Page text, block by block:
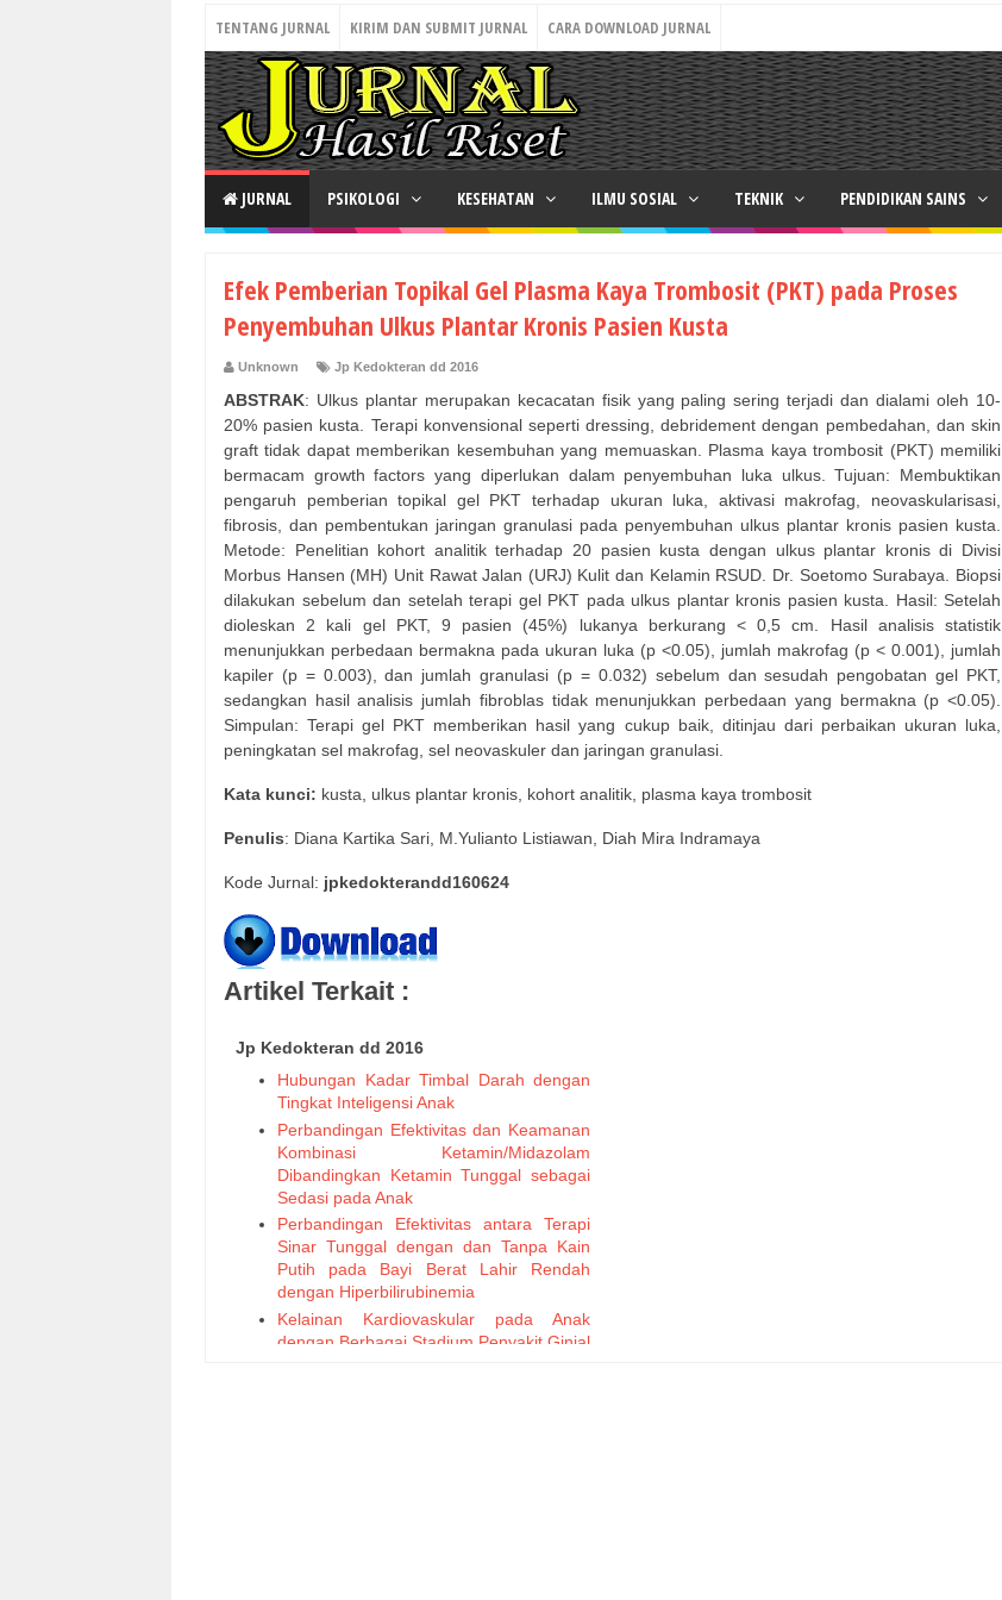
TENTANG JURNAL KIRIM DAN SUBMIT JURNAL CARA DOWNLOAD JURNAL
JURNAL PSIKOLOGI KESEHATAN ILMU SOSIAL TEKNIK PENDIDIKAN SAINS
Efek Pemberian Topikal Gel Plasma Kaya Trombosit (PKT) pada Proses
Penyembuhan Ulkus Plantar Kronis Pasien Kusta
Unknown Jp Kedokteran dd 2016
ABSTRAK: Ulkus plantar merupakan kecacatan fisik yang paling sering terjadi dan dialami oleh 10-
20% pasien kusta. Terapi konvensional seperti dressing, debridement dengan pembedahan, dan skin
graft tidak dapat memberikan kesembuhan yang memuaskan. Plasma kaya trombosit (PKT) memiliki
bermacam growth factors yang diperlukan dalam penyembuhan luka ulkus. Tujuan: Membuktikan
pengaruh pemberian topikal gel PKT terhadap ukuran luka, aktivasi makrofag, neovaskularisasi,
fibrosis, dan pembentukan jaringan granulasi pada penyembuhan ulkus plantar kronis pasien kusta.
Metode: Penelitian kohort analitik terhadap 20 pasien kusta dengan ulkus plantar kronis di Divisi
Morbus Hansen (MH) Unit Rawat Jalan (URJ) Kulit dan Kelamin RSUD. Dr. Soetomo Surabaya. Biopsi
dilakukan sebelum dan setelah terapi gel PKT pada ulkus plantar kronis pasien kusta. Hasil: Setelah
dioleskan 2 kali gel PKT, 9 pasien (45%) lukanya berkurang < 0,5 cm. Hasil analisis statistik
menunjukkan perbedaan bermakna pada ukuran luka (p <0.05), jumlah makrofag (p < 0.001), jumlah
kapiler (p = 0.003), dan jumlah granulasi (p = 0.032) sebelum dan sesudah pengobatan gel PKT,
sedangkan hasil analisis jumlah fibroblas tidak menunjukkan perbedaan yang bermakna (p <0.05).
Simpulan: Terapi gel PKT memberikan hasil yang cukup baik, ditinjau dari perbaikan ukuran luka,
peningkatan sel makrofag, sel neovaskuler dan jaringan granulasi.
Kata kunci: kusta, ulkus plantar kronis, kohort analitik, plasma kaya trombosit
Penulis: Diana Kartika Sari, M.Yulianto Listiawan, Diah Mira Indramaya
Kode Jurnal: jpkedokterandd160624
Artikel Terkait :
Jp Kedokteran dd 2016
Hubungan Kadar Timbal Darah dengan
Tingkat Inteligensi Anak
Perbandingan Efektivitas dan Keamanan
Kombinasi Ketamin/Midazolam
Dibandingkan Ketamin Tunggal sebagai
Sedasi pada Anak
Perbandingan Efektivitas antara Terapi
Sinar Tunggal dengan dan Tanpa Kain
Putih pada Bayi Berat Lahir Rendah
dengan Hiperbilirubinemia
Kelainan Kardiovaskular pada Anak
dengan Berbagai Stadium Penyakit Ginjal